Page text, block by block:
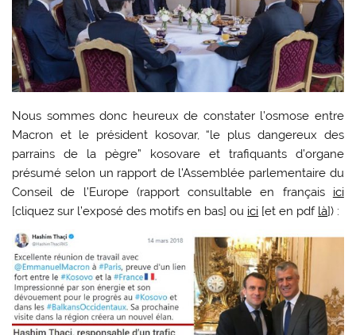
Nous sommes donc heureux de constater l’osmose entre
Macron et le président kosovar, “le plus dangereux des
parrains de la pègre” kosovare et trafiquants d’organe
présumé selon un rapport de l’Assemblée parlementaire du
Conseil de l’Europe (rapport consultable en français ici
[cliquez sur l’exposé des motifs en bas] ou ici [et en pdf là]) :